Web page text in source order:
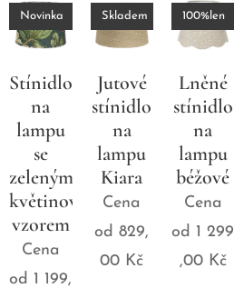
Stínidlo
na
lampu
se
zeleným
květinovým
vzorem
Novinka
Cena
od 1 199,
Jutové
stínidlo
na
lampu
Kiara
Skladem
Cena
od829,
00 Kč
Lněné
stínidlo
na
lampu
béžové
100%len
Cena
od 1 299
,00Kč